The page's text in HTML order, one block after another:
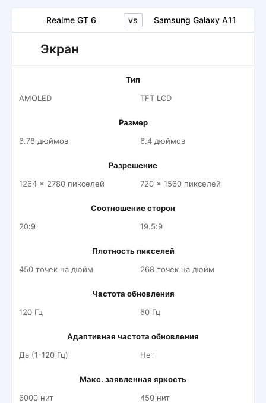
Realme GT 6 vs Samsung Galaxy A11
Экран
Тип
AMOLED
TFT LCD
Размер
6.78 дюймов
6.4 дюймов
Разрешение
1264 x 2780 пикселей
720 x 1560 пикселей
Соотношение сторон
20:9
19.5:9
Плотность пикселей
450 точек на дюйм
268 точек на дюйм
Частота обновления
120 Гц
60 Гц
Адаптивная частота обновления
Да (1-120 Гц)
Нет
Макс. заявленная яркость
6000 нит
450 нит